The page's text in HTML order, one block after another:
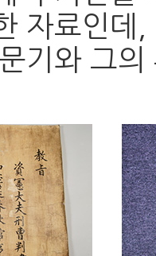
자료인데
기와 그